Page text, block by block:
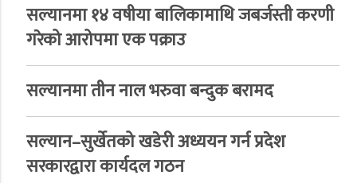
सल्यानमा १४ वषीया बालिकामाथि जबर्जस्ती करणी
गरेको आरोपमा एक पक्राउ
सल्यानमा तीन नाल भरुवा बन्दुक बरामद
सल्यान–सुर्खेतको खडेरी अध्ययन गर्न प्रदेश
सरकारद्वारा कार्यदल गठन